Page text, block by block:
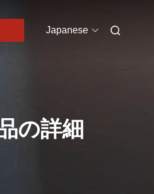
Japanese
の詳細